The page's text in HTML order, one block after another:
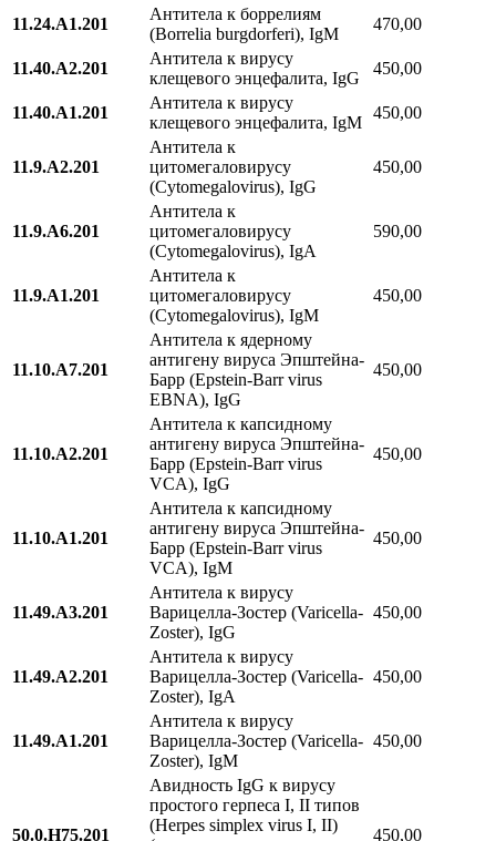
11.24.A1.201
Антитела к боррелиям
(Borrelia burgdorferi), IgM
470,00
11.40.A2.201
Антитела к вирусу
клещевого энцефалита, IgG
450,00
11.40.A1.201
Антитела к вирусу
клещевого энцефалита, IgM
450,00
11.9.A2.201
Антитела к
цитомегаловирусу
(Cytomegalovirus), IgG
450,00
11.9.A6.201
Антитела к
цитомегаловирусу
(Cytomegalovirus), IgA
590,00
11.9.A1.201
Антитела к
цитомегаловирусу
(Cytomegalovirus), IgM
450,00
11.10.A7.201
Антитела к ядерному
антигену вируса Эпштейна-
Барр (Epstein-Barr virus
EBNA), IgG
450,00
11.10.A2.201
Антитела к капсидному
антигену вируса Эпштейна-
Барр (Epstein-Barr virus
VCA), IgG
450,00
11.10.A1.201
Антитела к капсидному
антигену вируса Эпштейна-
Барр (Epstein-Barr virus
VCA), IgM
450,00
11.49.A3.201
Антитела к вирусу
Варицелла-Зостер (Varicella-
Zoster), IgG
450,00
11.49.A2.201
Антитела к вирусу
Варицелла-Зостер (Varicella-
Zoster), IgA
450,00
11.49.A1.201
Антитела к вирусу
Варицелла-Зостер (Varicella-
Zoster), IgM
450,00
50.0.H75.201
Авидность IgG к вирусу
простого герпеса I, II типов
(Herpes simplex virus I, II)
450,00